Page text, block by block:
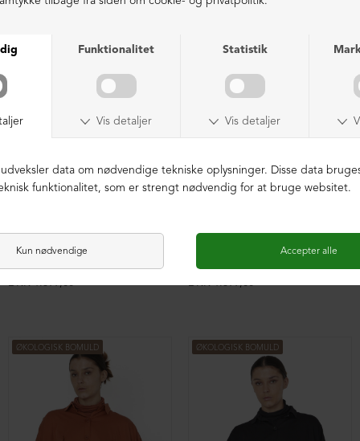
DKK 1.599,00
Oversize bluse med plisse
DKK 1.599,00
ØKOLOGISK BOMULD ØKOLOGISK BOMULD